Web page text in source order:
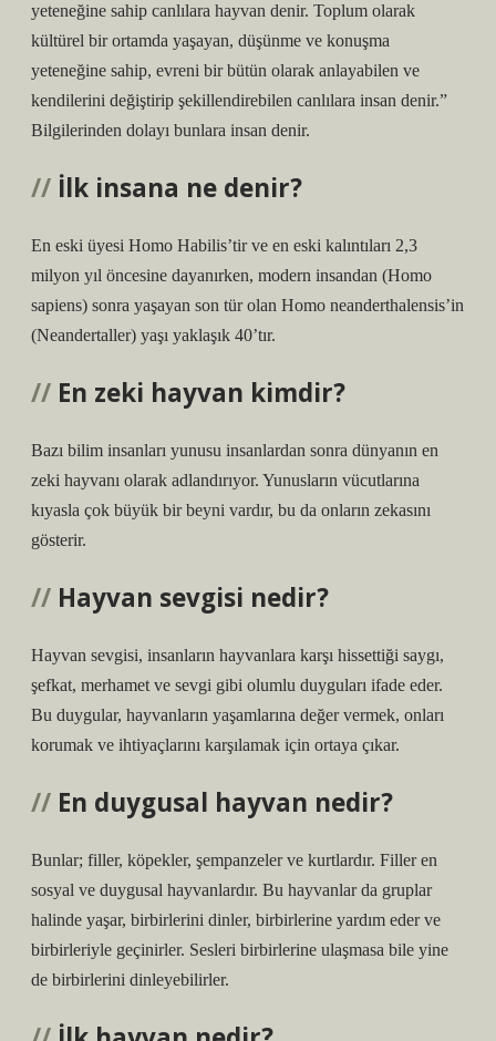
yeteneğine sahip canlılara hayvan denir. Toplum olarak
kültürel bir ortamda yaşayan, düşünme ve konuşma
yeteneğine sahip, evreni bir bütün olarak anlayabilen ve
kendilerini değiştirip şekillendirebilen canlılara insan denir.”
Bilgilerinden dolayı bunlara insan denir.
İlk insana ne denir?
En eski üyesi Homo Habilis’tir ve en eski kalıntıları 2,3
milyon yıl öncesine dayanırken, modern insandan (Homo
sapiens) sonra yaşayan son tür olan Homo neanderthalensis’in
(Neandertaller) yaşı yaklaşık 40’tır.
En zeki hayvan kimdir?
Bazı bilim insanları yunusu insanlardan sonra dünyanın en
zeki hayvanı olarak adlandırıyor. Yunusların vücutlarına
kıyasla çok büyük bir beyni vardır, bu da onların zekasını
gösterir.
Hayvan sevgisi nedir?
Hayvan sevgisi, insanların hayvanlara karşı hissettiği saygı,
şefkat, merhamet ve sevgi gibi olumlu duyguları ifade eder.
Bu duygular, hayvanların yaşamlarına değer vermek, onları
korumak ve ihtiyaçlarını karşılamak için ortaya çıkar.
En duygusal hayvan nedir?
Bunlar; filler, köpekler, şempanzeler ve kurtlardır. Filler en
sosyal ve duygusal hayvanlardır. Bu hayvanlar da gruplar
halinde yaşar, birbirlerini dinler, birbirlerine yardım eder ve
birbirleriyle geçinirler. Sesleri birbirlerine ulaşmasa bile yine
de birbirlerini dinleyebilirler.